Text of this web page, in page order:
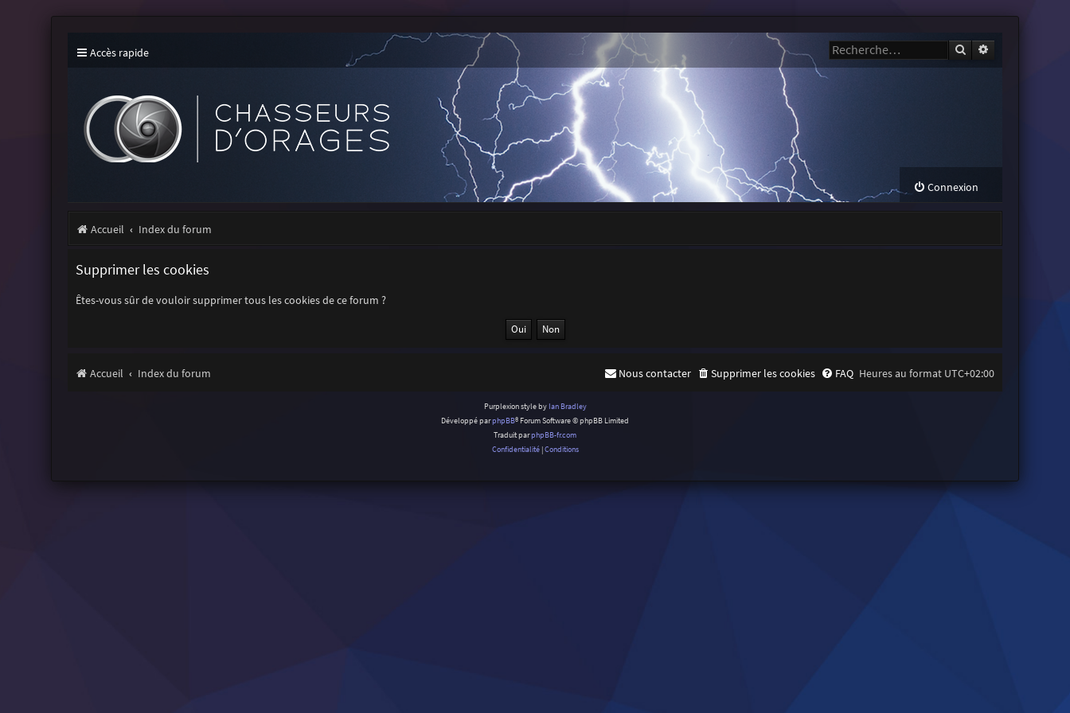
Accès rapide Rechercher
Connexion
Accueil Index du forum
Supprimer les cookies
Êtes-vous sûr de vouloir supprimer tous les cookies de ce forum ?
Accueil Index du forum Heures au format UTC+02:00
FAQ
Supprimer les cookies
Nous contacter
Purplexion style by Ian Bradley
Développé parphpBB® Forum Software © phpBB Limited
Traduit parphpBB-fr.com
Confidentialité|Conditions